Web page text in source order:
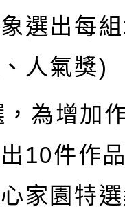
選出每
人氣獎)
為增加
10件作
家園特